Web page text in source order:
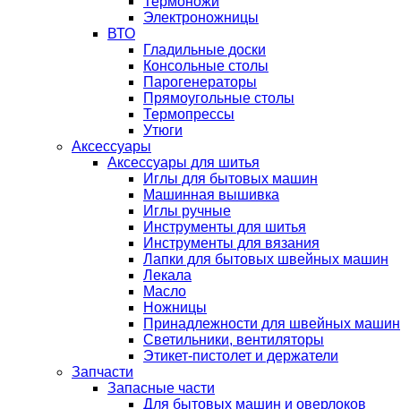
Электроножницы
ВТО
Гладильные доски
Консольные столы
Парогенераторы
Прямоугольные столы
Термопрессы
Утюги
Аксессуары
Аксессуары для шитья
Иглы для бытовых машин
Машинная вышивка
Иглы ручные
Инструменты для шитья
Инструменты для вязания
Лапки для бытовых швейных машин
Лекала
Масло
Ножницы
Принадлежности для швейных машин
Светильники, вентиляторы
Этикет-пистолет и держатели
Запчасти
Запасные части
Для бытовых машин и оверлоков